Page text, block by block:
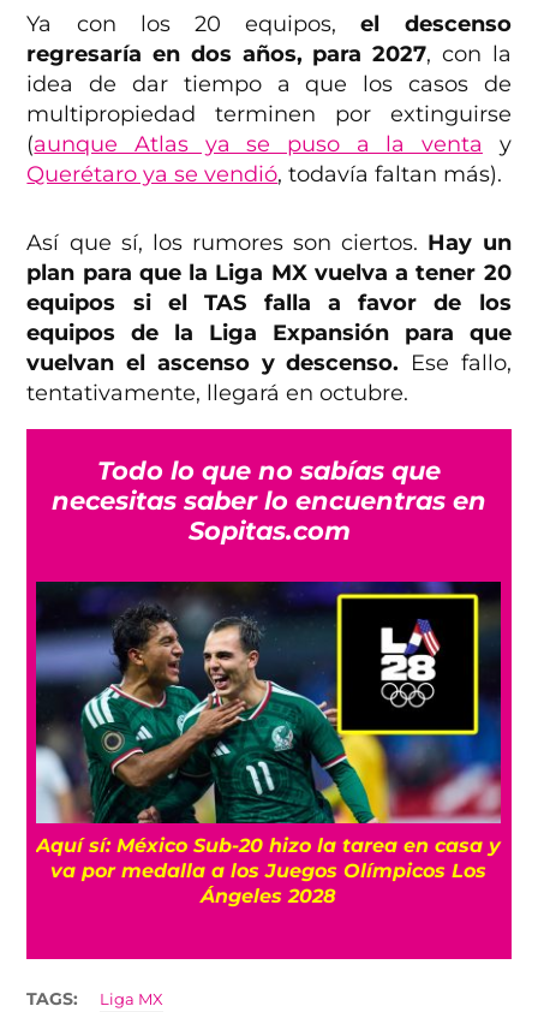
Ya con los 20 equipos,el descenso
regresaría en dos años, para 2027, con la
idea de dar tiempo a que los casos de
multipropiedad terminen por extinguirse
(aunque Atlas ya se puso a la venta y
Querétaro ya se vendió, todavía faltan más).
Así que sí, los rumores son ciertos. Hay un
plan para que la Liga MX vuelva a tener 20
equipos si el TAS falla a favor de los
equipos de la Liga Expansión para que
vuelvan el ascenso y descenso. Ese fallo,
tentativamente, llegará en octubre.
Todo lo que no sabías que
necesitas saber lo encuentras en
Sopitas.com
Aquí sí: México Sub-20 hizo la tarea en casa y
va por medalla a los Juegos Olímpicos Los
Ángeles 2028
TAGS: Liga MX